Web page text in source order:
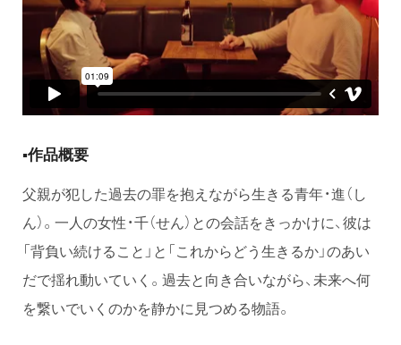
▪️作品概要
父親が犯した過去の罪を抱えながら生きる青年・進（し
ん）。一人の女性・千（せん）との会話をきっかけに、彼は
「背負い続けること」と「これからどう生きるか」のあい
だで揺れ動いていく。過去と向き合いながら、未来へ何
を繋いでいくのかを静かに見つめる物語。